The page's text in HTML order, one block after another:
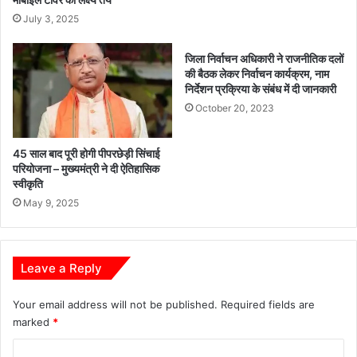
त
आ
ज
न
स
स्या
नि
वा
र
ण
July 3, 2025
45 साल बाद पूरी होगी पीपरछेड़ी सिंचाई
परियोजना – मुख्यमंत्री ने दी ऐतिहासिक
स्वीकृति
May 9, 2025
जिला निर्वाचन अधिकारी ने राजनीतिक दलों
की बैठक लेकर निर्वाचन कार्यक्रम, नाम
निर्देशन प्रक्रिया के संबंध में दी जानकारी
October 20, 2023
Leave a Reply
Your email address will not be published. Required fields are
marked *